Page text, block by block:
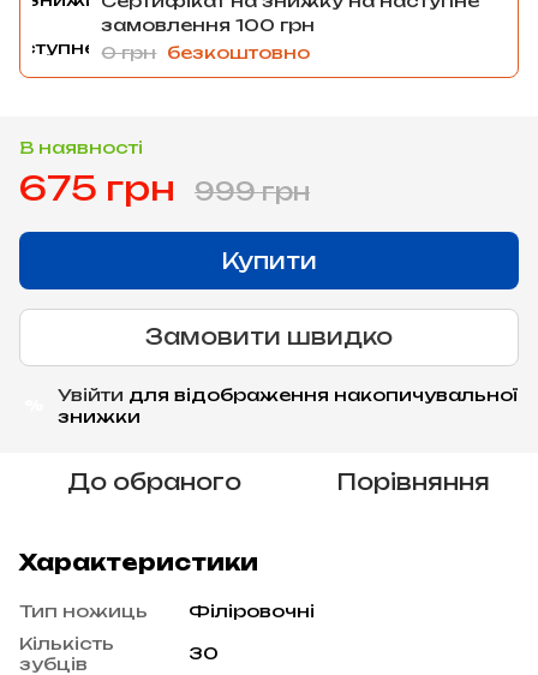
замовлення 100 грн
0 грн безкоштовно
В наявності
675 грн 999 грн
Купити
Замовити швидко
Увійти для відображення накопичувальної
знижки
До обраного Порівняння
Характеристики
Тип ножиць
Філіровочні
Кількість
зубців
30